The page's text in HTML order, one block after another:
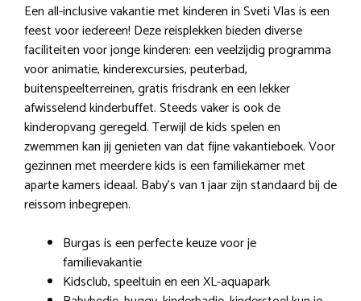
Een all-inclusive vakantie met kinderen in Sveti Vlas is een
feest voor iedereen! Deze reisplekken bieden diverse
faciliteiten voor jonge kinderen: een veelzijdig programma
voor animatie, kinderexcursies, peuterbad,
buitenspeelterreinen, gratis frisdrank en een lekker
afwisselend kinderbuffet. Steeds vaker is ook de
kinderopvang geregeld. Terwijl de kids spelen en
zwemmen kan jij genieten van dat fijne vakantieboek. Voor
gezinnen met meerdere kids is een familiekamer met
aparte kamers ideaal. Baby’s van 1 jaar zijn standaard bij de
reissom inbegrepen.
Burgas is een perfecte keuze voor je
familievakantie
Kidsclub, speeltuin en een XL-aquapark